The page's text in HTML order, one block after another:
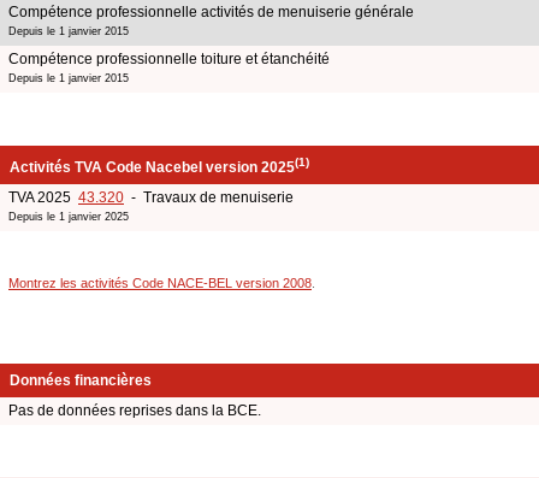
Compétence professionnelle activités de menuiserie générale
Depuis le 1 janvier 2015
Compétence professionnelle toiture et étanchéité
Depuis le 1 janvier 2015
Activités TVA Code Nacebel version 2025(1)
TVA 2025 43.320 - Travaux de menuiserie
Depuis le 1 janvier 2025
Montrez les activités Code NACE-BEL version 2008
Données financières
Pas de données reprises dans la BCE.